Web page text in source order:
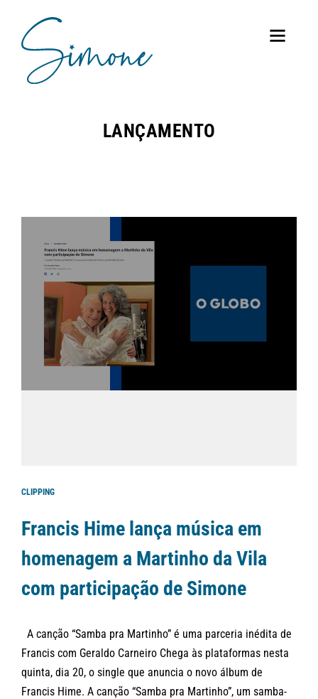
LANÇAMENTO
CLIPPING
Francis Hime lança música em
homenagem a Martinho da Vila
com participação de Simone
A canção “Samba pra Martinho” é uma parceria inédita de
Francis com Geraldo Carneiro Chega às plataformas nesta
quinta, dia 20, o single que anuncia o novo álbum de
Francis Hime. A canção “Samba pra Martinho”, um samba-